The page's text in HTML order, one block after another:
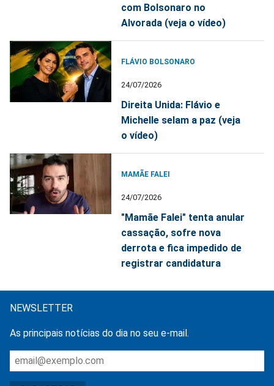
com Bolsonaro no
Alvorada (veja o vídeo)
FLÁVIO BOLSONARO
24/07/2026
Direita Unida: Flávio e
Michelle selam a paz (veja
o vídeo)
MAMÃE FALEI
24/07/2026
"Mamãe Falei" tenta anular
cassação, sofre nova
derrota e fica impedido de
registrar candidatura
NEWSLETTER
As principais notícias do dia no seu e-mail.